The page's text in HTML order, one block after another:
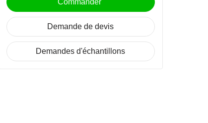
Commander
Demande de devis
Demandes d'échantillons